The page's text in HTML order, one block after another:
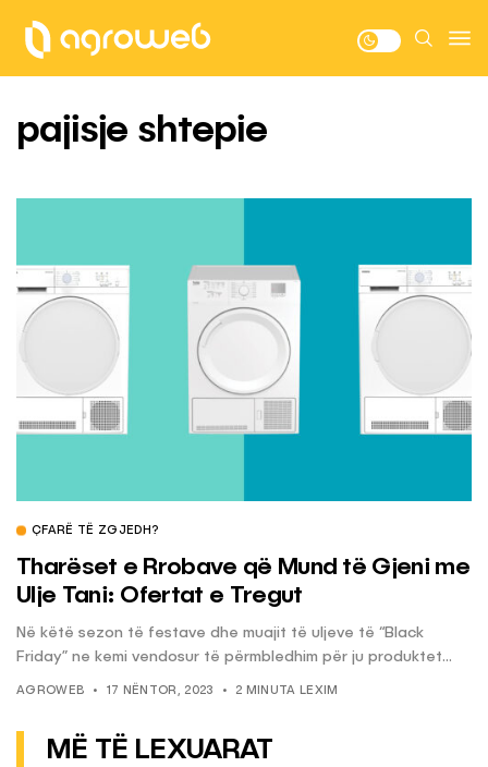
pajisje shtepie
ÇFARË TË ZGJEDH?
Tharëset e Rrobave që Mund të Gjeni me
Ulje Tani: Ofertat e Tregut
Në këtë sezon të festave dhe muajit të uljeve të “Black
Friday” ne kemi vendosur të përmbledhim për ju produktet...
AGROWEB 17 NËNTOR, 2023 2 MINUTA LEXIM
MË TË LEXUARAT